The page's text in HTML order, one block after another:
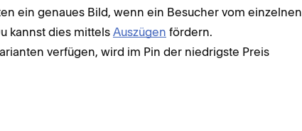
ein genaues Bild, wenn ein Besucher vom einzelnen
kannst dies mittels Auszügen fördern.
verfügen, wird im Pin der niedrigste Preis